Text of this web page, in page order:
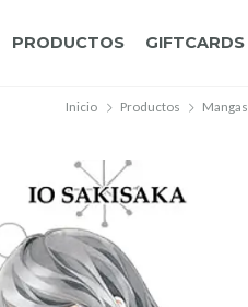
PRODUCTOS GIFTCARDS
Inicio Productos Mangas